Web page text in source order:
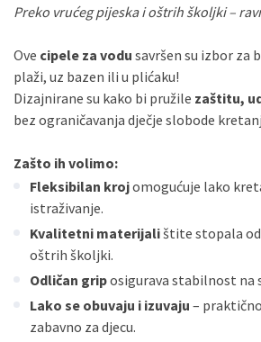
Preko vrućeg pijeska i oštrih školjki –
Ove cipele za vodu savršen su izbor za
plaži, uz bazen ili u plićaku!
Dizajnirane su kako bi pružile zaštitu,
bez ograničavanja dječje slobode
Zašto ih volimo:
Fleksibilan krojomogućuje lako
istraživanje.
Kvalitetni materijalištite stopala
oštrih školjki.
Odličan griposigurava stabilnost na
Lako se obuvaju i izuvaju –
zabavno za djecu.